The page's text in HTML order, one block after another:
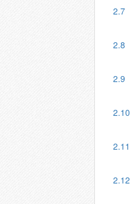
2.7
2.8
2.9
2.10
2.11
2.12